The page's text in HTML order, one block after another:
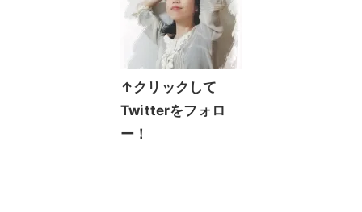
↑クリックして
Twitterをフォロ
ー！